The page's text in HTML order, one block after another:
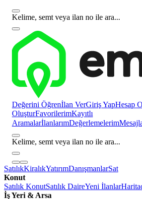
Kelime, semt veya ilan no ile ara...
Değerini Öğrenİlan VerGiriş YapHesap
OluşturFavorilerimKayıtlı
AramalarİlanlarımDeğerlemelerim
Kelime, semt veya ilan no ile ara...
SatılıkKiralıkYatırımDanışmanlarSat
Konut
Satılık KonutSatılık DaireYeni İlanlar
İş Yeri & Arsa